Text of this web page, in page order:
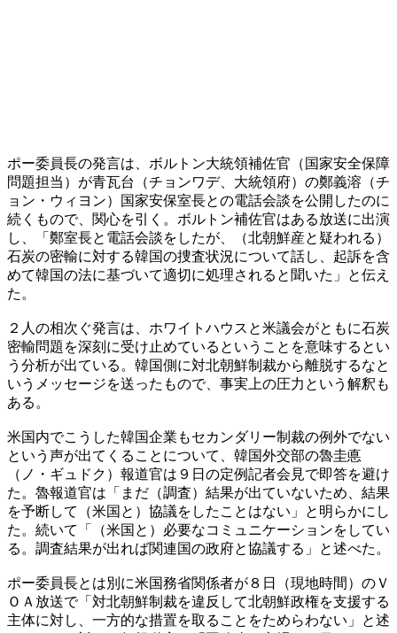
ポー委員長の発言は、ボルトン大統領補佐官（国家安全保障
問題担当）が青瓦台（チョンワデ、大統領府）の鄭義溶（チ
ョン・ウィヨン）国家安保室長との電話会談を公開したのに
続くもので、関心を引く。ボルトン補佐官はある放送に出演
し、「鄭室長と電話会談をしたが、（北朝鮮産と疑われる）
石炭の密輸に対する韓国の捜査状況について話し、起訴を含
めて韓国の法に基づいて適切に処理されると聞いた」と伝え
た。
２人の相次ぐ発言は、ホワイトハウスと米議会がともに石炭
密輸問題を深刻に受け止めているということを意味するとい
う分析が出ている。韓国側に対北朝鮮制裁から離脱するなと
いうメッセージを送ったもので、事実上の圧力という解釈も
ある。
米国内でこうした韓国企業もセカンダリー制裁の例外でない
という声が出てくることについて、韓国外交部の魯圭悳
（ノ・ギュドク）報道官は９日の定例記者会見で即答を避け
た。魯報道官は「まだ（調査）結果が出ていないため、結果
を予断して（米国と）協議をしたことはない」と明らかにし
た。続いて「（米国と）必要なコミュニケーションをしてい
る。調査結果が出れば関連国の政府と協議する」と述べた。
ポー委員長とは別に米国務省関係者が８日（現地時間）のＶ
ＯＡ放送で「対北朝鮮制裁を違反して北朝鮮政権を支援する
主体に対し、一方的な措置を取ることをためらわない」と述